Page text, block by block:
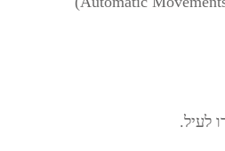
לעיל.